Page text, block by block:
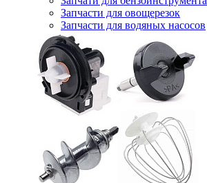
Запчасти для овощерезок
Запчасти для водяных насосов